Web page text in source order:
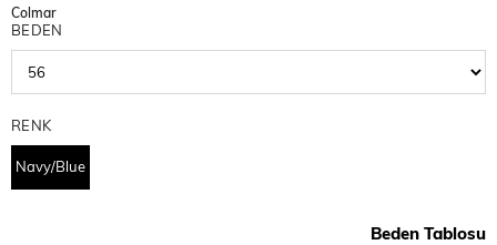
Colmar
BEDEN
RENK
Navy/Blue
Beden Tablosu